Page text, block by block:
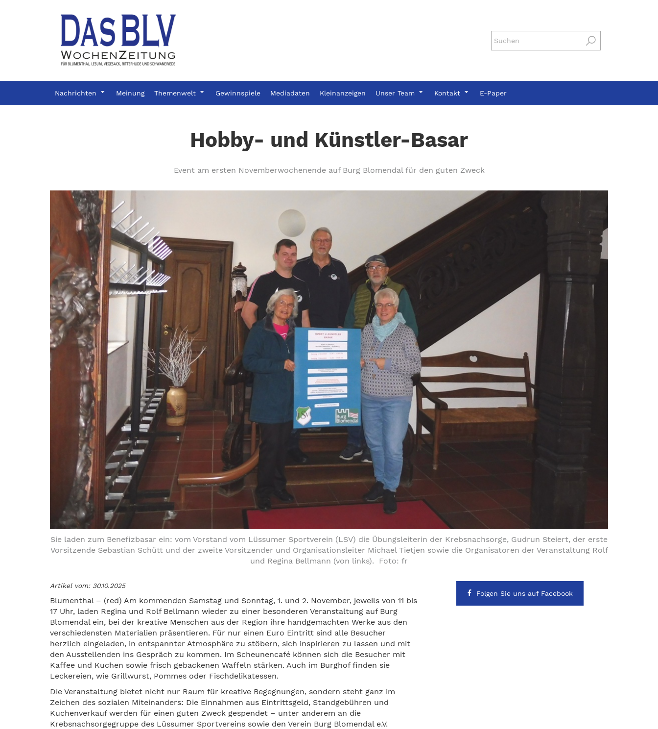
Nachrichten Meinung Themenwelt Gewinnspiele Mediadaten Kleinanzeigen Unser Team Kontakt E-Paper
Hobby- und Künstler-Basar
Event am ersten Novemberwochenende auf Burg Blomendal für den guten Zweck
Sie laden zum Benefizbasar ein: vom Vorstand vom Lüssumer Sportverein (LSV) die Übungsleiterin der Krebsnachsorge, Gudrun Steiert, der erste
Vorsitzende Sebastian Schütt und der zweite Vorsitzender und Organisationsleiter Michael Tietjen sowie die Organisatoren der Veranstaltung Rolf
und Regina Bellmann (von links). Foto: fr
Artikel vom: 30.10.2025
Blumenthal – (red) Am kommenden Samstag und Sonntag, 1. und 2. November, jeweils von 11 bis
17 Uhr, laden Regina und Rolf Bellmann wieder zu einer besonderen Veranstaltung auf Burg
Blomendal ein, bei der kreative Menschen aus der Region ihre handgemachten Werke aus den
verschiedensten Materialien präsentieren. Für nur einen Euro Eintritt sind alle Besucher
herzlich eingeladen, in entspannter Atmosphäre zu stöbern, sich inspirieren zu lassen und mit
den Ausstellenden ins Gespräch zu kommen. Im Scheunencafé können sich die Besucher mit
Kaffee und Kuchen sowie frisch gebackenen Waffeln stärken. Auch im Burghof finden sie
Leckereien, wie Grillwurst, Pommes oder Fischdelikatessen.
Die Veranstaltung bietet nicht nur Raum für kreative Begegnungen, sondern steht ganz im
Zeichen des sozialen Miteinanders: Die Einnahmen aus Eintrittsgeld, Standgebühren und
Kuchenverkauf werden für einen guten Zweck gespendet – unter anderem an die
Krebsnachsorgegruppe des Lüssumer Sportvereins sowie den Verein Burg Blomendal e.V.
Folgen Sie uns auf Facebook